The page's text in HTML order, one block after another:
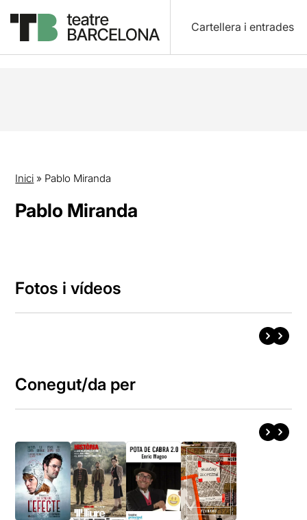
Cartellera i entrades
Inici » Pablo Miranda
Pablo Miranda
Fotos i vídeos
Conegut/da per